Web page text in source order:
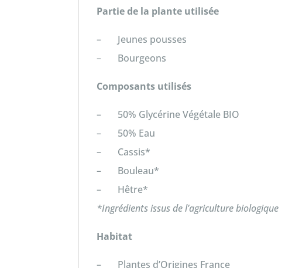
Partie de la plante utilisée
– Jeunes pousses
– Bourgeons
Composants utilisés
– 50% Glycérine Végétale BIO
– 50% Eau
– Cassis*
– Bouleau*
– Hêtre*
*Ingrédients issus de l’agriculture biologique
Habitat
– Plantes d’Origines France